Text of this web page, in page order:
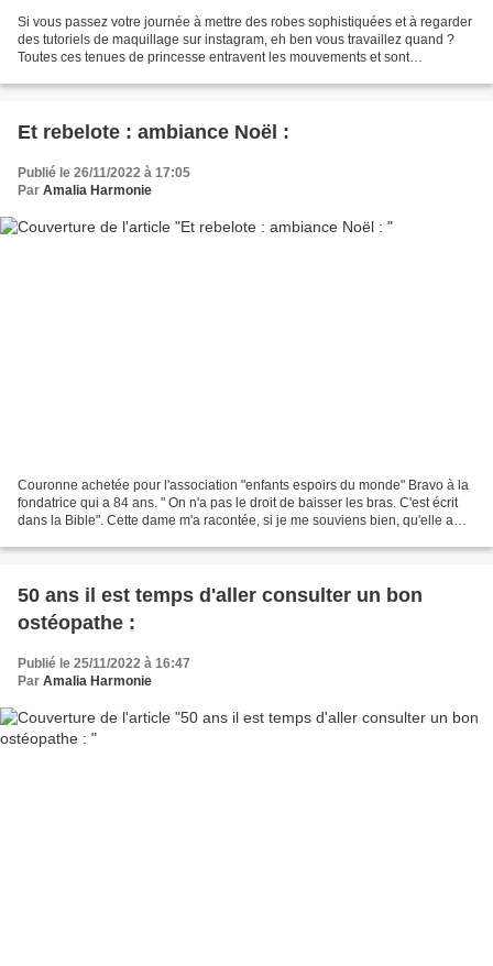
Si vous passez votre journée à mettre des robes sophistiquées et à regarder
des tutoriels de maquillage sur instagram, eh ben vous travaillez quand ?
Toutes ces tenues de princesse entravent les mouvements et sont
Et rebelote : ambiance Noël :
Publié le 26/11/2022 à 17:05
Par Amalia Harmonie
Couronne achetée pour l'association "enfants espoirs du monde" Bravo à la
fondatrice qui a 84 ans. " On n'a pas le droit de baisser les bras. C'est écrit
dans la Bible". Cette dame m'a racontée, si je me souviens bien, qu'elle a
50 ans il est temps d'aller consulter un bon
ostéopathe :
Publié le 25/11/2022 à 16:47
Par Amalia Harmonie